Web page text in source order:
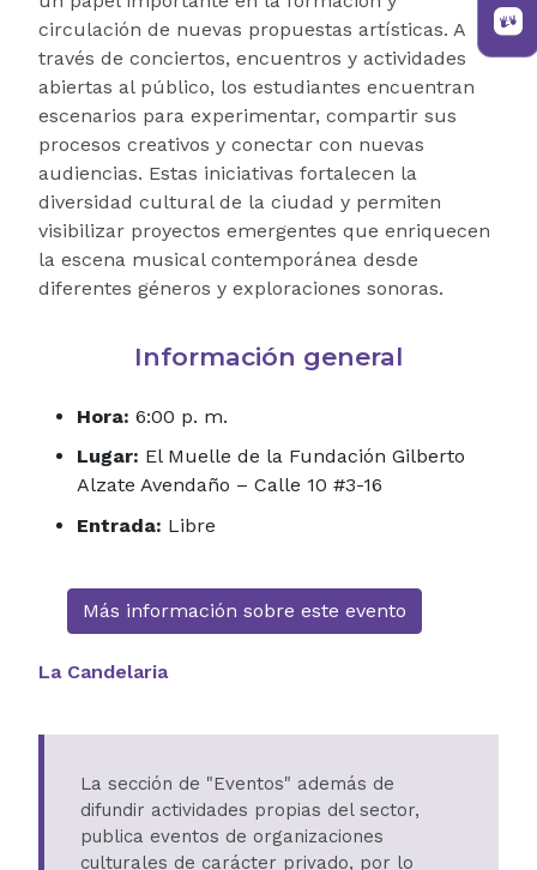
circulación de nuevas propuestas artísticas. A
través de conciertos, encuentros y actividades
abiertas al público, los estudiantes encuentran
escenarios para experimentar, compartir sus
procesos creativos y conectar con nuevas
audiencias. Estas iniciativas fortalecen la
diversidad cultural de la ciudad y permiten
visibilizar proyectos emergentes que enriquecen
la escena musical contemporánea desde
diferentes géneros y exploraciones sonoras.
Información general
Hora: 6:00 p. m.
Lugar: El Muelle de la Fundación Gilberto
Alzate Avendaño – Calle 10 #3-16
Entrada: Libre
Más información sobre este evento
La Candelaria
La sección de "Eventos" además de
difundir actividades propias del sector,
publica eventos de organizaciones
culturales de carácter privado, por lo